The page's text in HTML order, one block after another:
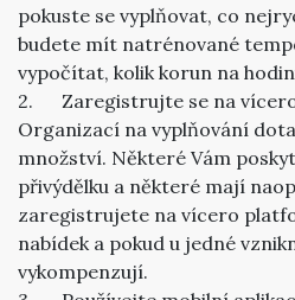
pokuste se vyplňovat, co
budete mít natrénované
vypočítat, kolik korun na
2. Zaregistrujte se na
Organizací na vyplňování
množství. Některé Vám
přivýdělku a některé mají
zaregistrujete na vícero
nabídek a pokud u jedné
vykompenzují.